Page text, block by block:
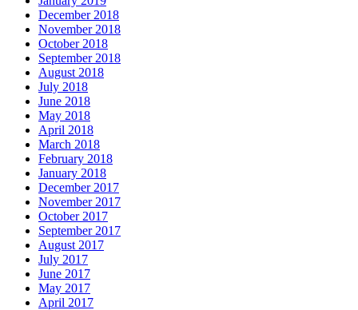
December 2018
November 2018
October 2018
September 2018
August 2018
July 2018
June 2018
May 2018
April 2018
March 2018
February 2018
January 2018
December 2017
November 2017
October 2017
September 2017
August 2017
July 2017
June 2017
May 2017
April 2017